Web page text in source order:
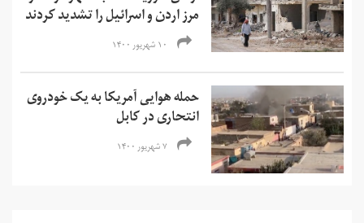
مرز اردن و اسرائیل را تشدید کردند
۱۰ شهریور ۱۴۰۰
حمله هوایی آمریکا به یک خودروی
انتحاری در کابل
۷ شهریور ۱۴۰۰